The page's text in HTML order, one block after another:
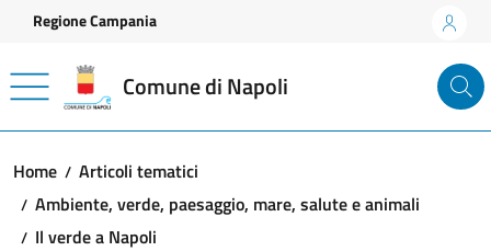
Vai ai contenuti
Vai al footer
Regione Campania
Comune di Napoli
Home
Articoli tematici
Ambiente, verde, paesaggio, mare, salute e animali
Il verde a Napoli